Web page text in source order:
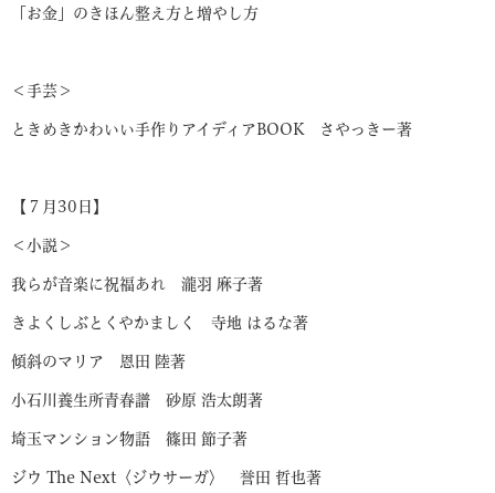
「お金」のきほん整え方と増やし方
＜手芸＞
ときめきかわいい手作りアイディアBOOK さやっきー著
【７月30日】
＜小説＞
我らが音楽に祝福あれ 瀧羽 麻子著
きよくしぶとくやかましく 寺地 はるな著
傾斜のマリア 恩田 陸著
小石川養生所青春譜 砂原 浩太朗著
埼玉マンション物語 篠田 節子著
ジウ The Next〈ジウサーガ〉 誉田 哲也著